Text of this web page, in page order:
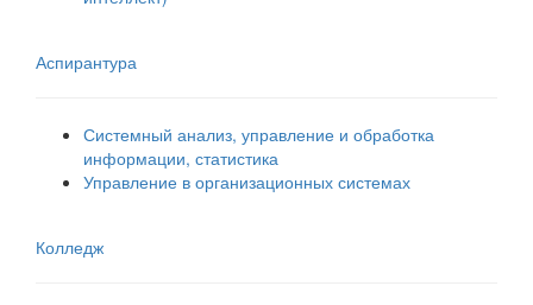
Аспирантура
Системный анализ, управление и обработка
информации, статистика
Управление в организационных системах
Колледж